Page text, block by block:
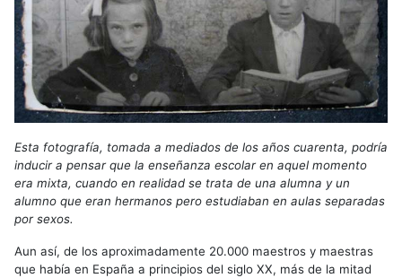
Esta fotografía, tomada a mediados de los años cuarenta, podría
inducir a pensar que la enseñanza escolar en aquel momento
era mixta, cuando en realidad se trata de una alumna y un
alumno que eran hermanos pero estudiaban en aulas separadas
por sexos.
Aun así, de los aproximadamente 20.000 maestros y maestras
que había en España a principios del siglo XX, más de la mitad